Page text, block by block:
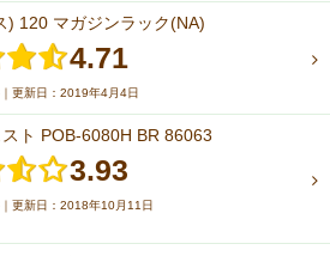
) 120 マガジンラック(NA)
4.71
更新日：2019年4月4日
ト POB-6080H BR 86063
3.93
更新日：2018年10月11日